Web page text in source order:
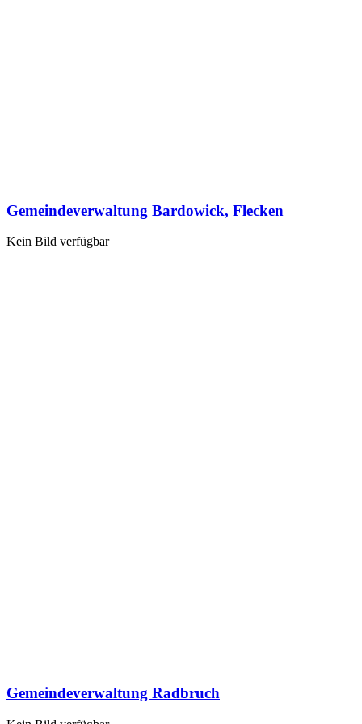
Gemeindeverwaltung Bardowick, Flecken
Kein Bild verfügbar
Gemeindeverwaltung Radbruch